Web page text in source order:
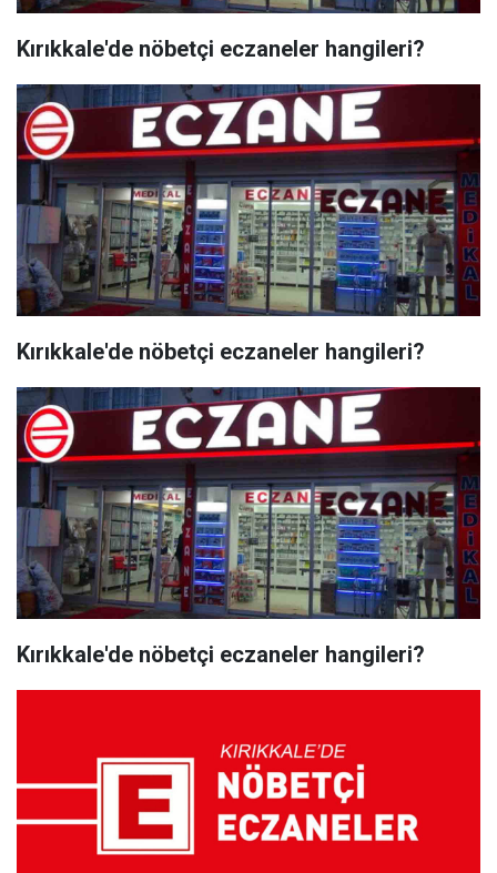
Kırıkkale'de nöbetçi eczaneler hangileri?
Kırıkkale'de nöbetçi eczaneler hangileri?
Kırıkkale'de nöbetçi eczaneler hangileri?